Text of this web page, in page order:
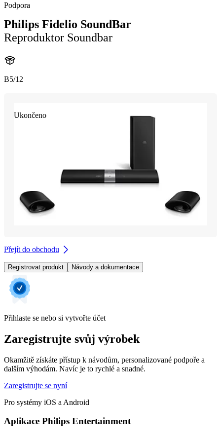
Podpora
Philips Fidelio SoundBar
Reproduktor Soundbar
B5/12
Ukončeno
Přejít do obchodu
Registrovat produkt Návody a dokumentace
Přihlaste se nebo si vytvořte účet
Zaregistrujte svůj výrobek
Okamžitě získáte přístup k návodům, personalizované podpoře a
dalším výhodám. Navíc je to rychlé a snadné.
Zaregistrujte se nyní
Pro systémy iOS a Android
Aplikace Philips Entertainment